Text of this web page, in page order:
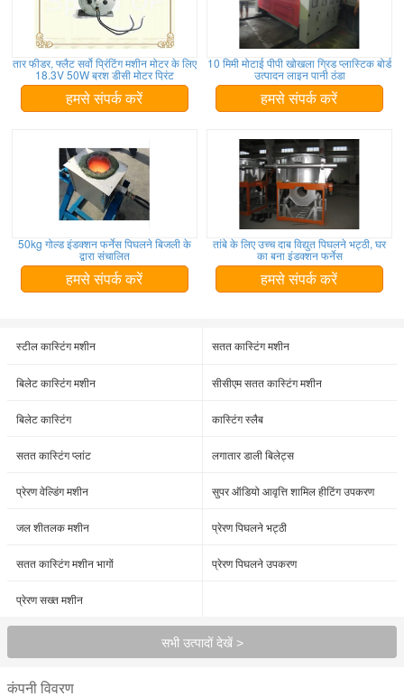
तार फीडर, फ्लैट सर्वो प्रिंटिंग मशीन मोटर के लिए
18.3V 50W ब्रश डीसी मोटर प्रिंट
हमसे संपर्क करें
10 मिमी मोटाई पीपी खोखला ग्रिड प्लास्टिक बोर्ड
उत्पादन लाइन पानी ठंडा
हमसे संपर्क करें
50kg गोल्ड इंडक्शन फर्नेस पिघलने बिजली के
द्वारा संचालित
हमसे संपर्क करें
तांबे के लिए उच्च दाब विद्युत पिघलने भट्ठी, घर
का बना इंडक्शन फर्नेस
हमसे संपर्क करें
स्टील कास्टिंग मशीन सतत कास्टिंग मशीन
बिलेट कास्टिंग मशीन सीसीएम सतत कास्टिंग मशीन
बिलेट कास्टिंग कास्टिंग स्लैब
सतत कास्टिंग प्लांट लगातार डाली बिलेट्स
प्रेरण वेल्डिंग मशीन सुपर ऑडियो आवृत्ति शामिल हीटिंग उपकरण
जल शीतलक मशीन प्रेरण पिघलने भट्ठी
सतत कास्टिंग मशीन भागों प्रेरण पिघलने उपकरण
प्रेरण सख्त मशीन
सभी उत्पादों देखें >
कंपनी विवरण